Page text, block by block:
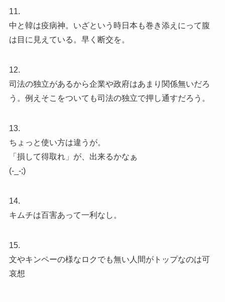
11.
中と韓は疫病神。いざという時日本も巻き添えにって腹
は目に見えている。早く断交を。
12.
司法の独立があるから企業や政府はあまり関係無いだろ
う。例えそこをついても司法の独立で押し通すだろう。
13.
ちょっと使い方は違うが。
「損して得取れ」が、出来るかなぁ
(-_-;)
14.
キムチは百害あって一利なし。
15.
文やキンペーの様なロクでも無い人間がトップなのは可
哀想